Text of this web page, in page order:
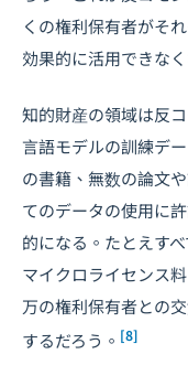
くの権利保有者がそ
効果的に活用できな
知的財産の領域は反
言語モデルの訓練デ
の書籍、無数の論文
てのデータの使用に
的になる。たとえす
マイクロライセンス
万の権利保有者との
するだろう。 [8]